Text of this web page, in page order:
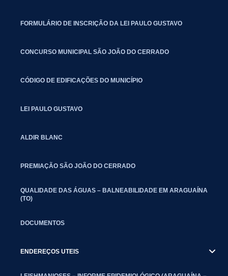
FORMULÁRIO DE INSCRIÇÃO DA LEI PAULO GUSTAVO
CONCURSO MUNICIPAL SÃO JOÃO DO CERRADO
CÓDIGO DE EDIFICAÇÕES DO MUNICÍPIO
LEI PAULO GUSTAVO
ALDIR BLANC
PREMIAÇÃO SÃO JOÃO DO CERRADO
QUALIDADE DAS ÁGUAS – BALNEABILIDADE EM ARAGUAÍNA
(TO)
DOCUMENTOS
ENDEREÇOS UTEIS